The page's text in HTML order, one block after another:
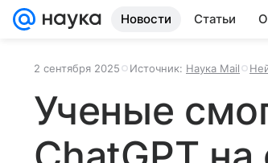
Новости Статьи
2 сентября 2025 Источник: Наука Mail
Ученые